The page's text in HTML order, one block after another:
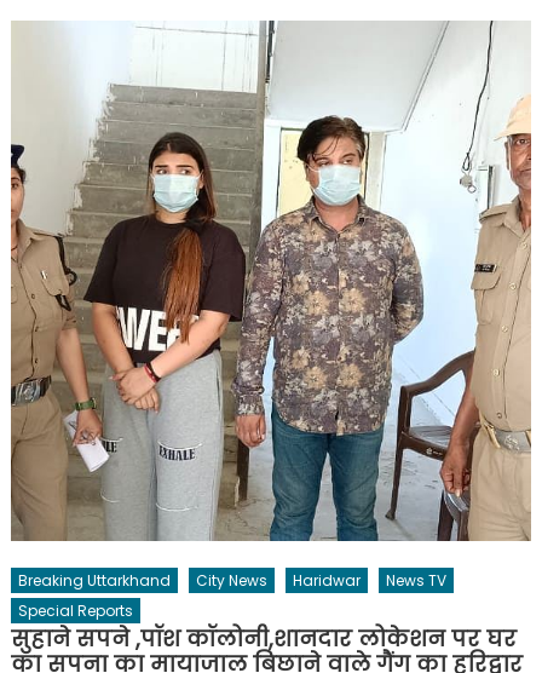
Breaking Uttarkhand City News Haridwar
News TV
Special Reports
सुहाने सपने ,पॉश कॉलोनी,शानदार लोकेशन पर घर
का सपना का मायाजाल बिछाने वाले गैंग का हरिद्वार